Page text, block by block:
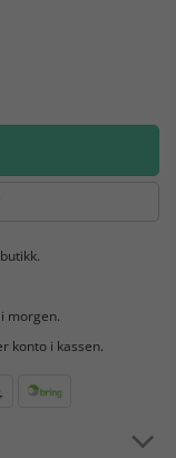
morgen.
konto i kassen.